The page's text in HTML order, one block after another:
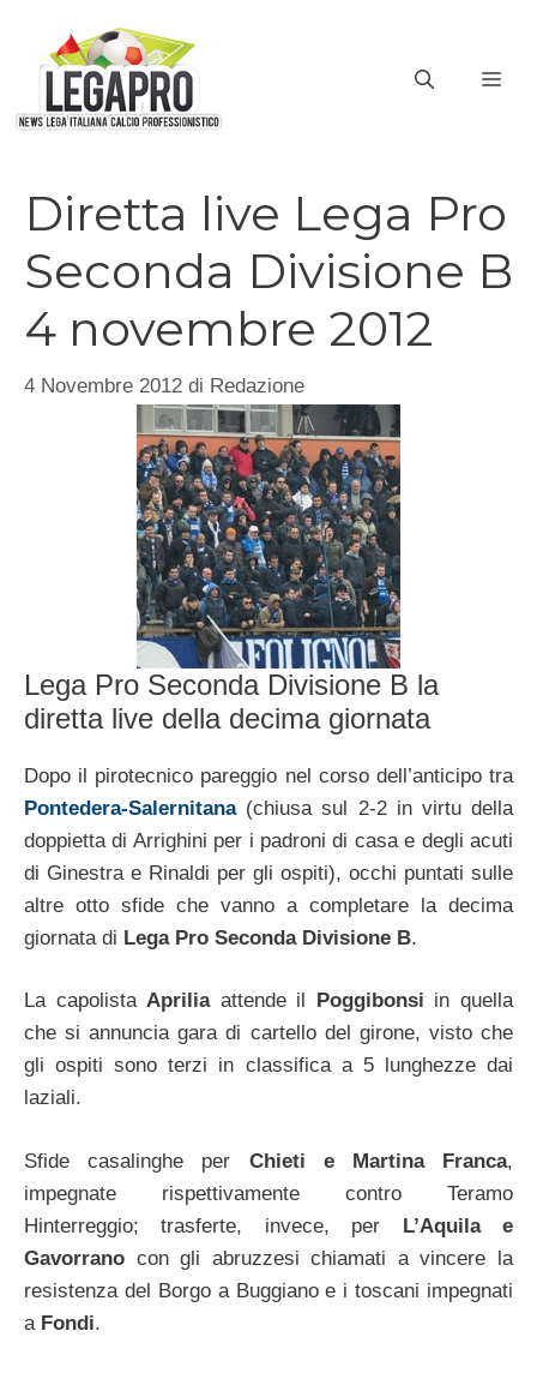
contenuto
Diretta live Lega Pro
Seconda Divisione B
4 novembre 2012
4 Novembre 2012 di Redazione
Lega Pro Seconda Divisione B la
diretta live della decima giornata
Dopo il pirotecnico pareggio nel corso dell’anticipo tra
Pontedera-Salernitana(chiusa sul 2-2 in virtu della
doppietta di Arrighini per i padroni di casa e degli acuti
di Ginestra e Rinaldi per gli ospiti), occhi puntati sulle
altre otto sfide che vanno a completare la decima
giornata di Lega Pro Seconda Divisione B.
La capolistaApriliaattende il Poggibonsi in quella
che si annuncia gara di cartello del girone, visto che
gli ospiti sono terzi in classifica a 5 lunghezze dai
laziali.
Sfide casalinghe per Chieti e Martina Franca,
impegnate rispettivamente contro Teramo
Hinterreggio; trasferte, invece, per L’Aquila e
Gavorrano con gli abruzzesi chiamati a vincere la
resistenza del Borgo a Buggiano e i toscani impegnati
a Fondi.